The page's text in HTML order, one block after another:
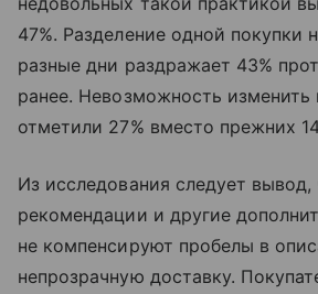
47%. Разделение одной покупки
разные дни раздражает 43%
ранее. Невозможность изменить
отметили 27% вместо прежних
Из исследования следует вывод,
рекомендации и другие
не компенсируют пробелы в
непрозрачную доставку.